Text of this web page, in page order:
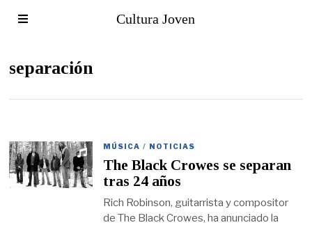
Cultura Joven
separación
MÚSICA / NOTICIAS
The Black Crowes se separan
tras 24 años
Rich Robinson, guitarrista y compositor
de The Black Crowes, ha anunciado la